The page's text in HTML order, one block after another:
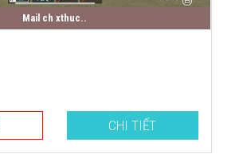
mail ch xthuc..
CHI TIẾT